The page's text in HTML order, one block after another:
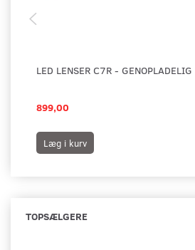
LED LENSER C7R - GENOPLADELIG
899,00
Læg i kurv
TOPSÆLGERE